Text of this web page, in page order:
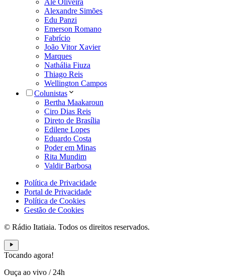
Alexandre Simões
Edu Panzi
Emerson Romano
Fabrício
João Vitor Xavier
Marques
Nathália Fiuza
Thiago Reis
Wellington Campos
Colunistas
Bertha Maakaroun
Ciro Dias Reis
Direto de Brasília
Edilene Lopes
Eduardo Costa
Poder em Minas
Rita Mundim
Valdir Barbosa
Política de Privacidade
Portal de Privacidade
Política de Cookies
Gestão de Cookies
© Rádio Itatiaia. Todos os direitos reservados.
Tocando agora!
Ouça ao vivo / 24h